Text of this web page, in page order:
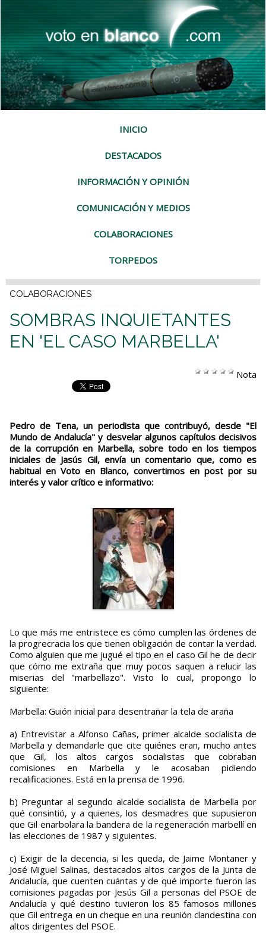
INICIO
DESTACADOS
INFORMACIÓN Y OPINIÓN
COMUNICACIÓN Y MEDIOS
COLABORACIONES
TORPEDOS
COLABORACIONES
SOMBRAS INQUIETANTES
EN 'EL CASO MARBELLA'
Nota
Pedro de Tena, un periodista que contribuyó, desde "El
Mundo de Andalucía" y desvelar algunos capítulos decisivos
de la corrupción en Marbella, sobre todo en los tiempos
iniciales de Jasús Gil, envía un comentario que, como es
habitual en Voto en Blanco, convertimos en post por su
interés y valor crítico e informativo:
Lo que más me entristece es cómo cumplen las órdenes de
la progrecracia los que tienen obligación de contar la verdad.
Como alguien que me jugué el tipo en el caso Gil he de decir
que cómo me extraña que muy pocos saquen a relucir las
miserias del "marbellazo". Visto lo cual, propongo lo
siguiente:
Marbella: Guión inicial para desentrañar la tela de araña
a) Entrevistar a Alfonso Cañas, primer alcalde socialista de
Marbella y demandarle que cite quiénes eran, mucho antes
que Gil, los altos cargos socialistas que cobraban
comisiones en Marbella y le acosaban pidiendo
recalificaciones. Está en la prensa de 1996.
b) Preguntar al segundo alcalde socialista de Marbella por
qué consintió, y a quienes, los desmadres que supusieron
que Gil enarbolara la bandera de la regeneración marbellí en
las elecciones de 1987 y siguientes.
c) Exigir de la decencia, si les queda, de Jaime Montaner y
José Miguel Salinas, destacados altos cargos de la Junta de
Andalucía, que cuenten cuántas y de qué importe fueron las
comisiones pagadas por Jesús Gil a personas del PSOE de
Andalucía y qué destino tuvieron los 85 famosos millones
que Gil entrega en un cheque en una reunión clandestina con
altos dirigentes del PSOE.